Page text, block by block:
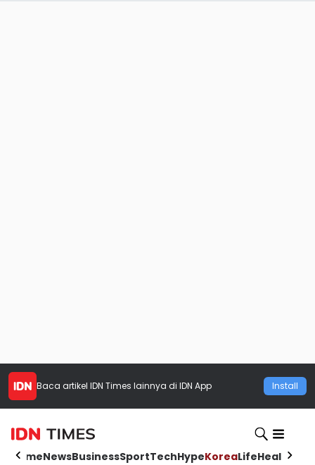
Baca artikel IDN Times lainnya di IDN App Install
HomeNewsBusinessSportTechHypeKoreaLifeHealth